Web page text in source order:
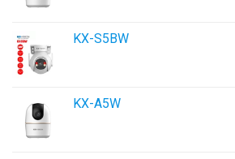
KX-S5BW
KX-A5W